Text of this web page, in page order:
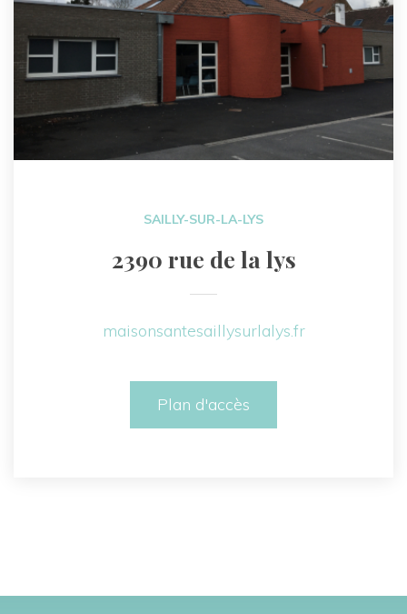
SAILLY-SUR-LA-LYS
2390 rue de la lys
maisonsantesaillysurlalys.fr
Plan d'accès